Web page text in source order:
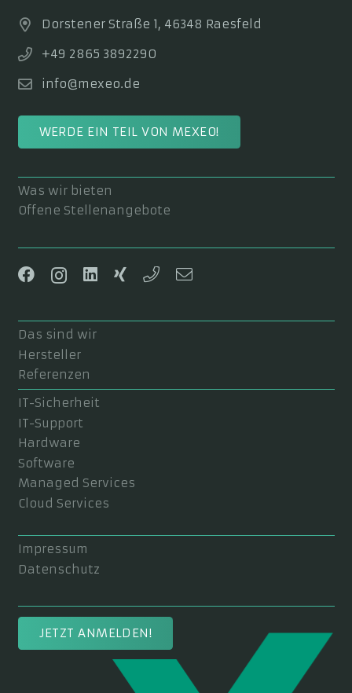
Dorstener Straße 1, 46348 Raesfeld
+49 2865 3892290
info@mexeo.de
WERDE EIN TEIL VON MEXEO!
Was wir bieten
Offene Stellenangebote
Das sind wir
Hersteller
Referenzen
IT-Sicherheit
IT-Support
Hardware
Software
Managed Services
Cloud Services
Impressum
Datenschutz
JETZT ANMELDEN!